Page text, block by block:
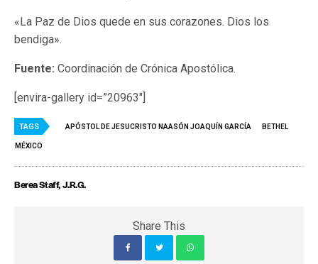
«La Paz de Dios quede en sus corazones. Dios los
bendiga».
Fuente: Coordinación de Crónica Apostólica.
[envira-gallery id=”20963″]
TAGS APÓSTOL DE JESUCRISTO NAASÓN JOAQUÍN GARCÍA BETHEL
MÉXICO
Berea Staff, J.R.G.
Share This